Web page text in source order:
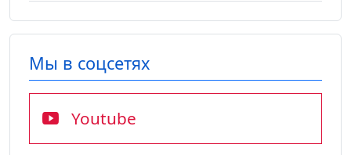
Мы в соцсетях
Youtube